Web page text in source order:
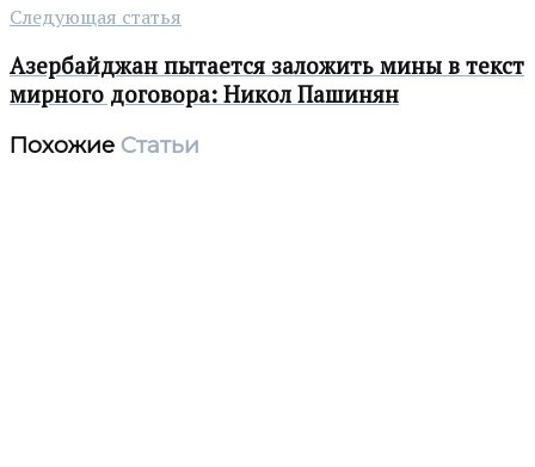
Следующая статья
Азербайджан пытается заложить мины в текст
мирного договора: Никол Пашинян
Похожие Статьи